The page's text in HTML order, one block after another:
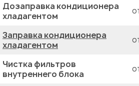
Дозаправка кондиционера
хладагентом
Заправка кондиционера
хладагентом
Чистка фильтров
внутреннего блока